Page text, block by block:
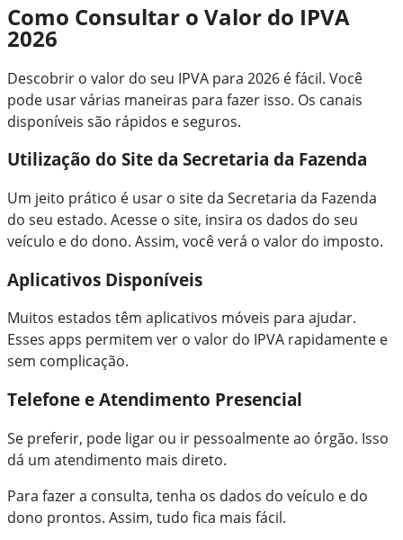
Como Consultar o Valor do IPVA
2026
Descobrir o valor do seu IPVA para 2026 é fácil. Você
pode usar várias maneiras para fazer isso. Os canais
disponíveis são rápidos e seguros.
Utilização do Site da Secretaria da Fazenda
Um jeito prático é usar o site da Secretaria da Fazenda
do seu estado. Acesse o site, insira os dados do seu
veículo e do dono. Assim, você verá o valor do imposto.
Aplicativos Disponíveis
Muitos estados têm aplicativos móveis para ajudar.
Esses apps permitem ver o valor do IPVA rapidamente e
sem complicação.
Telefone e Atendimento Presencial
Se preferir, pode ligar ou ir pessoalmente ao órgão. Isso
dá um atendimento mais direto.
Para fazer a consulta, tenha os dados do veículo e do
dono prontos. Assim, tudo fica mais fácil.